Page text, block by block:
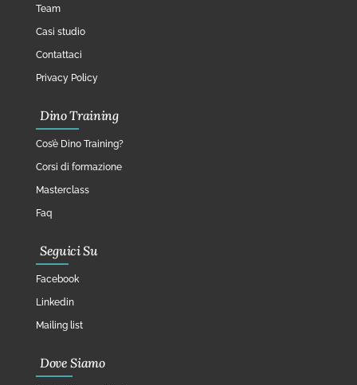
Team
Casi studio
Contattaci
Privacy Policy
Dino Training
Cos’è Dino Training?
Corsi di formazione
Masterclass
Faq
Seguici Su
Facebook
Linkedin
Mailing list
Dove Siamo